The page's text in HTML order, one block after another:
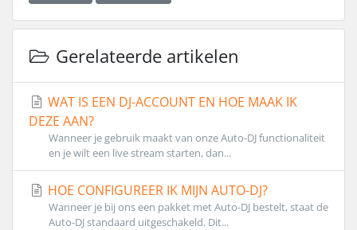
Gerelateerde artikelen
WAT IS EEN DJ-ACCOUNT EN HOE MAAK IK
DEZE AAN?
Wanneer je gebruik maakt van onze Auto-DJ functionaliteit
en je wilt een live stream starten, dan...
HOE CONFIGUREER IK MIJN AUTO-DJ?
Wanneer je bij ons een pakket met Auto-DJ bestelt, staat de
Auto-DJ standaard uitgeschakeld. Dit...